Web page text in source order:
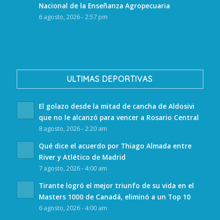
Nacional de la Enseñanza Agropecuaria
6 agosto, 2026 - 2:57 pm
ULTIMAS DEPORTIVAS
El golazo desde la mitad de cancha de Aldosivi
que no le alcanzó para vencer a Rosario Central
8 agosto, 2026 - 2:20 am
Qué dice el acuerdo por Thiago Almada entre
River y Atlético de Madrid
7 agosto, 2026 - 4:00 am
Tirante logró el mejor triunfo de su vida en el
Masters 1000 de Canadá, eliminó a un Top 10
6 agosto, 2026 - 4:00 am